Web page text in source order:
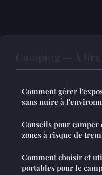
Comment gérer
sans nuire à
Conseils pour camper
zones à risque de
Comment choisir et
portables pour le